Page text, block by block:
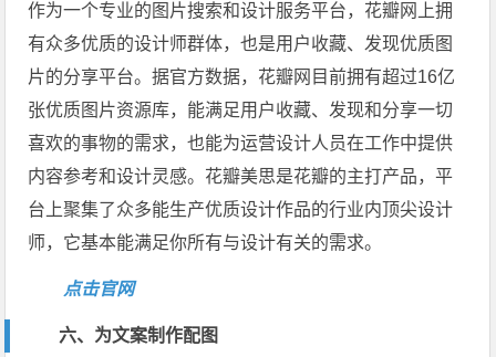
作为一个专业的图片搜索和设计服务平台，花瓣网上拥
有众多优质的设计师群体，也是用户收藏、发现优质图
片的分享平台。据官方数据，花瓣网目前拥有超过16亿
张优质图片资源库，能满足用户收藏、发现和分享一切
喜欢的事物的需求，也能为运营设计人员在工作中提供
内容参考和设计灵感。花瓣美思是花瓣的主打产品，平
台上聚集了众多能生产优质设计作品的行业内顶尖设计
师，它基本能满足你所有与设计有关的需求。
点击官网
六、为文案制作配图